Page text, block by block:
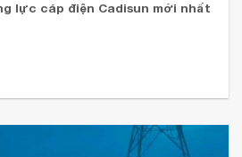
lực cáp điện Cadisun mới nhất